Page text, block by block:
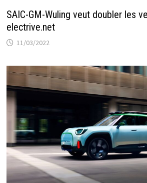
SAIC-GM-Wuling veut doubler les
electrive.net
11/03/2022